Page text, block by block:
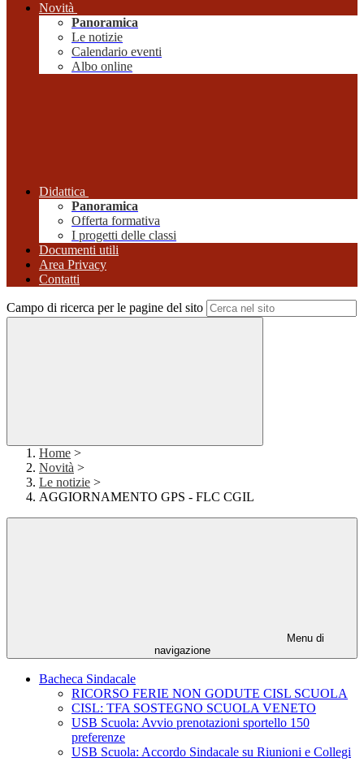
Novità
Panoramica
Le notizie
Calendario eventi
Albo online
Didattica
Panoramica
Offerta formativa
I progetti delle classi
Documenti utili
Area Privacy
Contatti
Campo di ricerca per le pagine del sito
Home >
Novità >
Le notizie >
AGGIORNAMENTO GPS - FLC CGIL
Menu di
navigazione
Bacheca Sindacale
RICORSO FERIE NON GODUTE CISL SCUOLA
CISL: TFA SOSTEGNO SCUOLA VENETO
USB Scuola: Avvio prenotazioni sportello 150
preferenze
USB Scuola: Accordo Sindacale su Riunioni e Collegi